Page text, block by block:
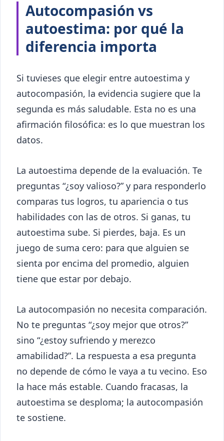
Autocompasión vs
autoestima: por qué la
diferencia importa
Si tuvieses que elegir entre autoestima y
autocompasión, la evidencia sugiere que la
segunda es más saludable. Esta no es una
afirmación filosófica: es lo que muestran los
datos.
La autoestima depende de la evaluación. Te
preguntas “¿soy valioso?” y para responderlo
comparas tus logros, tu apariencia o tus
habilidades con las de otros. Si ganas, tu
autoestima sube. Si pierdes, baja. Es un
juego de suma cero: para que alguien se
sienta por encima del promedio, alguien
tiene que estar por debajo.
La autocompasión no necesita comparación.
No te preguntas “¿soy mejor que otros?”
sino “¿estoy sufriendo y merezco
amabilidad?”. La respuesta a esa pregunta
no depende de cómo le vaya a tu vecino. Eso
la hace más estable. Cuando fracasas, la
autoestima se desploma; la autocompasión
te sostiene.